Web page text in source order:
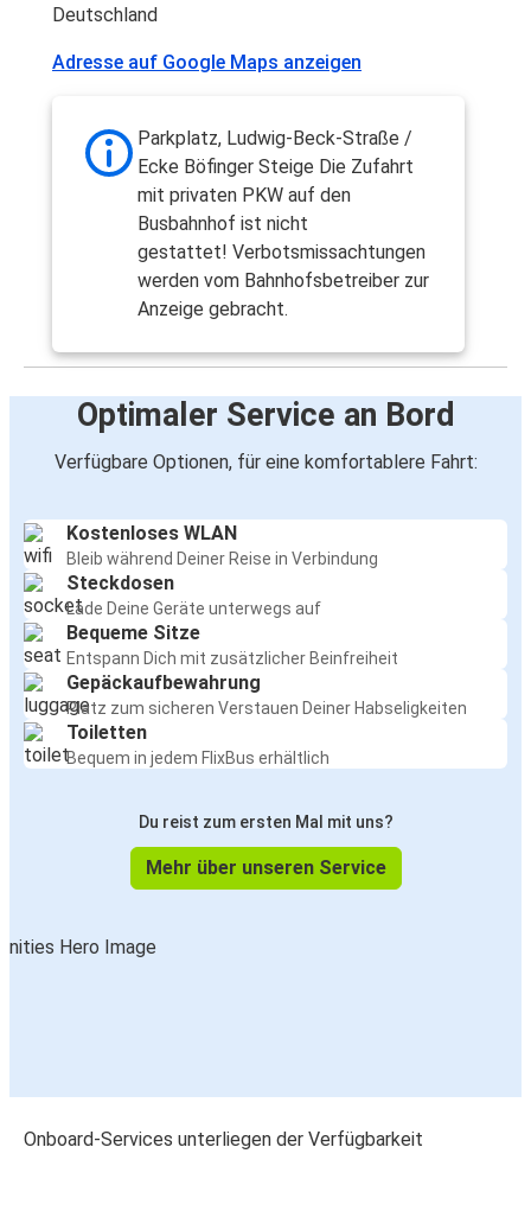
Deutschland
Adresse auf Google Maps anzeigen
Parkplatz, Ludwig-Beck-Straße /
Ecke Böfinger Steige Die Zufahrt
mit privaten PKW auf den
Busbahnhof ist nicht
gestattet! Verbotsmissachtungen
werden vom Bahnhofsbetreiber zur
Anzeige gebracht.
Optimaler Service an Bord
Verfügbare Optionen, für eine komfortablere Fahrt:
Kostenloses WLAN
Bleib während Deiner Reise in Verbindung
Steckdosen
Lade Deine Geräte unterwegs auf
Bequeme Sitze
Entspann Dich mit zusätzlicher Beinfreiheit
Gepäckaufbewahrung
Platz zum sicheren Verstauen Deiner Habseligkeiten
Toiletten
Bequem in jedem FlixBus erhältlich
Du reist zum ersten Mal mit uns?
Mehr über unseren Service
Onboard-Services unterliegen der Verfügbarkeit